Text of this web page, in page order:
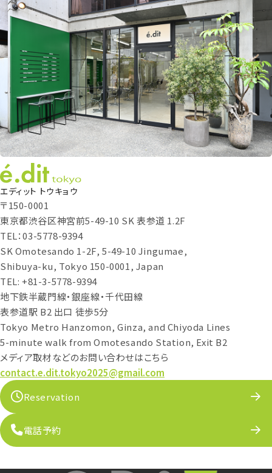
エディット トウキョウ
〒150-0001
東京都渋谷区神宮前5-49-10 SK 表参道 1.2F
TEL：03-5778-9394
SK Omotesando 1-2F, 5-49-10 Jingumae,
Shibuya-ku, Tokyo 150-0001, Japan
TEL: +81-3-5778-9394
地下鉄半蔵門線・銀座線・千代田線
表参道駅 B2 出口 徒歩5分
Tokyo Metro Hanzomon, Ginza, and Chiyoda Lines
5-minute walk from Omotesando Station, Exit B2
メディア取材などのお問い合わせはこちら
contact.e.dit.tokyo2025@gmail.com
Reservation
電話予約